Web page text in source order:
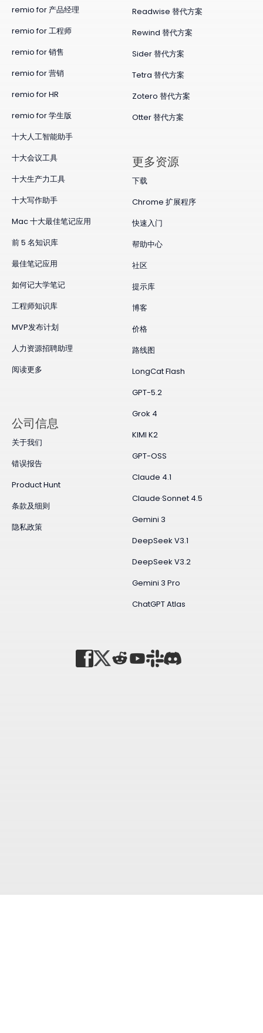
Readwise 替代方案
Rewind 替代方案
Sider 替代方案
Tetra 替代方案
Zotero 替代方案
Otter 替代方案
remio for 产品经理
remio for 工程师
remio for 销售
remio for 营销
remio for HR
remio for 学生版
十大人工智能助手
十大会议工具
十大生产力工具
十大写作助手
Mac 十大最佳笔记应用
前 5 名知识库
最佳笔记应用
如何记大学笔记
工程师知识库
MVP发布计划
人力资源招聘助理
阅读更多
更多资源
下载
Chrome 扩展程序
快速入门
帮助中心
社区
提示库
博客
价格
路线图
LongCat Flash
GPT-5.2
Grok 4
KIMI K2
GPT-OSS
Claude 4.1
Claude·Sonnet 4.5
Gemini 3
DeepSeek V3.1
DeepSeek V3.2
Gemini 3 Pro
ChatGPT Atlas
公司信息
关于我们
错误报告
Product Hunt
条款及细则
隐私政策